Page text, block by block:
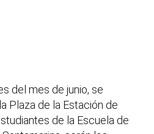
del mes de junio, se
Plaza de la Estación de
de la Escuela de